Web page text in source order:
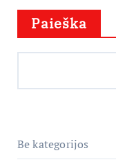
Paieška
Be kategorijos